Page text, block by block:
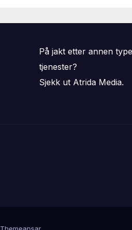
På jakt etter annen
tjenester?
Sjekk ut Atrida Media.